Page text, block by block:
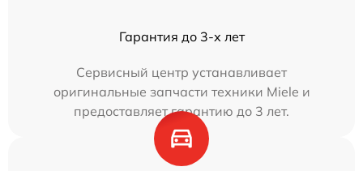
Гарантия до 3-х лет
Сервисный центр устанавливает
оригинальные запчасти техники Miele и
предоставляет гарантию до 3 лет.